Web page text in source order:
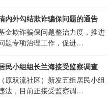
内外勾结欺诈骗保问题的通告
金欺诈骗保问题整治力度，推进
题专项治理工作，促进…
民小组组长兰海接受监察调查
原双流社区）新发五组居民小组
法，目前正接受监察调…